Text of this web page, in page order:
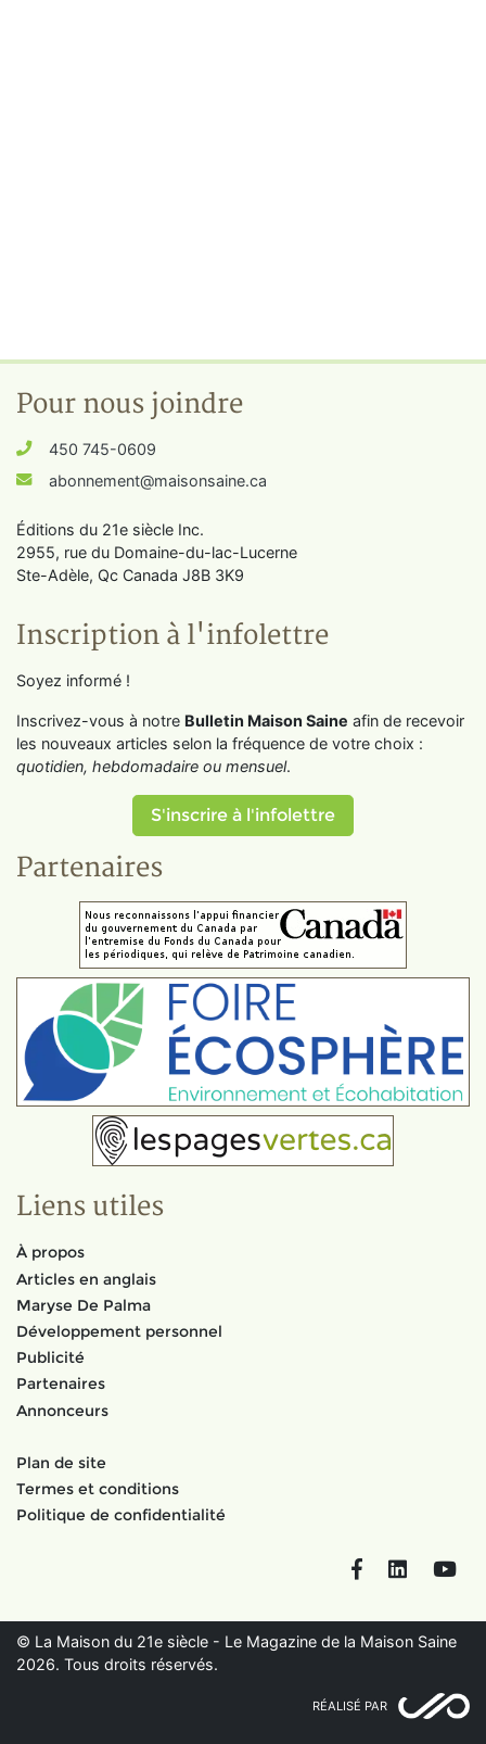
Pour nous joindre
450 745-0609
abonnement@maisonsaine.ca
Éditions du 21e siècle Inc.
2955, rue du Domaine-du-lac-Lucerne
Ste-Adèle, Qc Canada J8B 3K9
Inscription à l'infolettre
Soyez informé !
Inscrivez-vous à notre Bulletin Maison Saine afin de recevoir
les nouveaux articles selon la fréquence de votre choix :
quotidien, hebdomadaire ou mensuel.
S'inscrire à l'infolettre
Partenaires
Liens utiles
À propos
Articles en anglais
Maryse De Palma
Développement personnel
Publicité
Partenaires
Annonceurs
Plan de site
Termes et conditions
Politique de confidentialité
FacebookLinkedIn
© La Maison du 21e siècle - Le Magazine de la Maison Saine
2026. Tous droits réservés.
RÉALISÉ PAR